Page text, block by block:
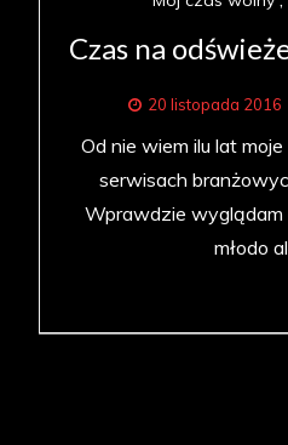
Czas na
20 listopada 2016
Od nie wiem ilu lat
serwisach
Wprawdzie wyglądam
młodo